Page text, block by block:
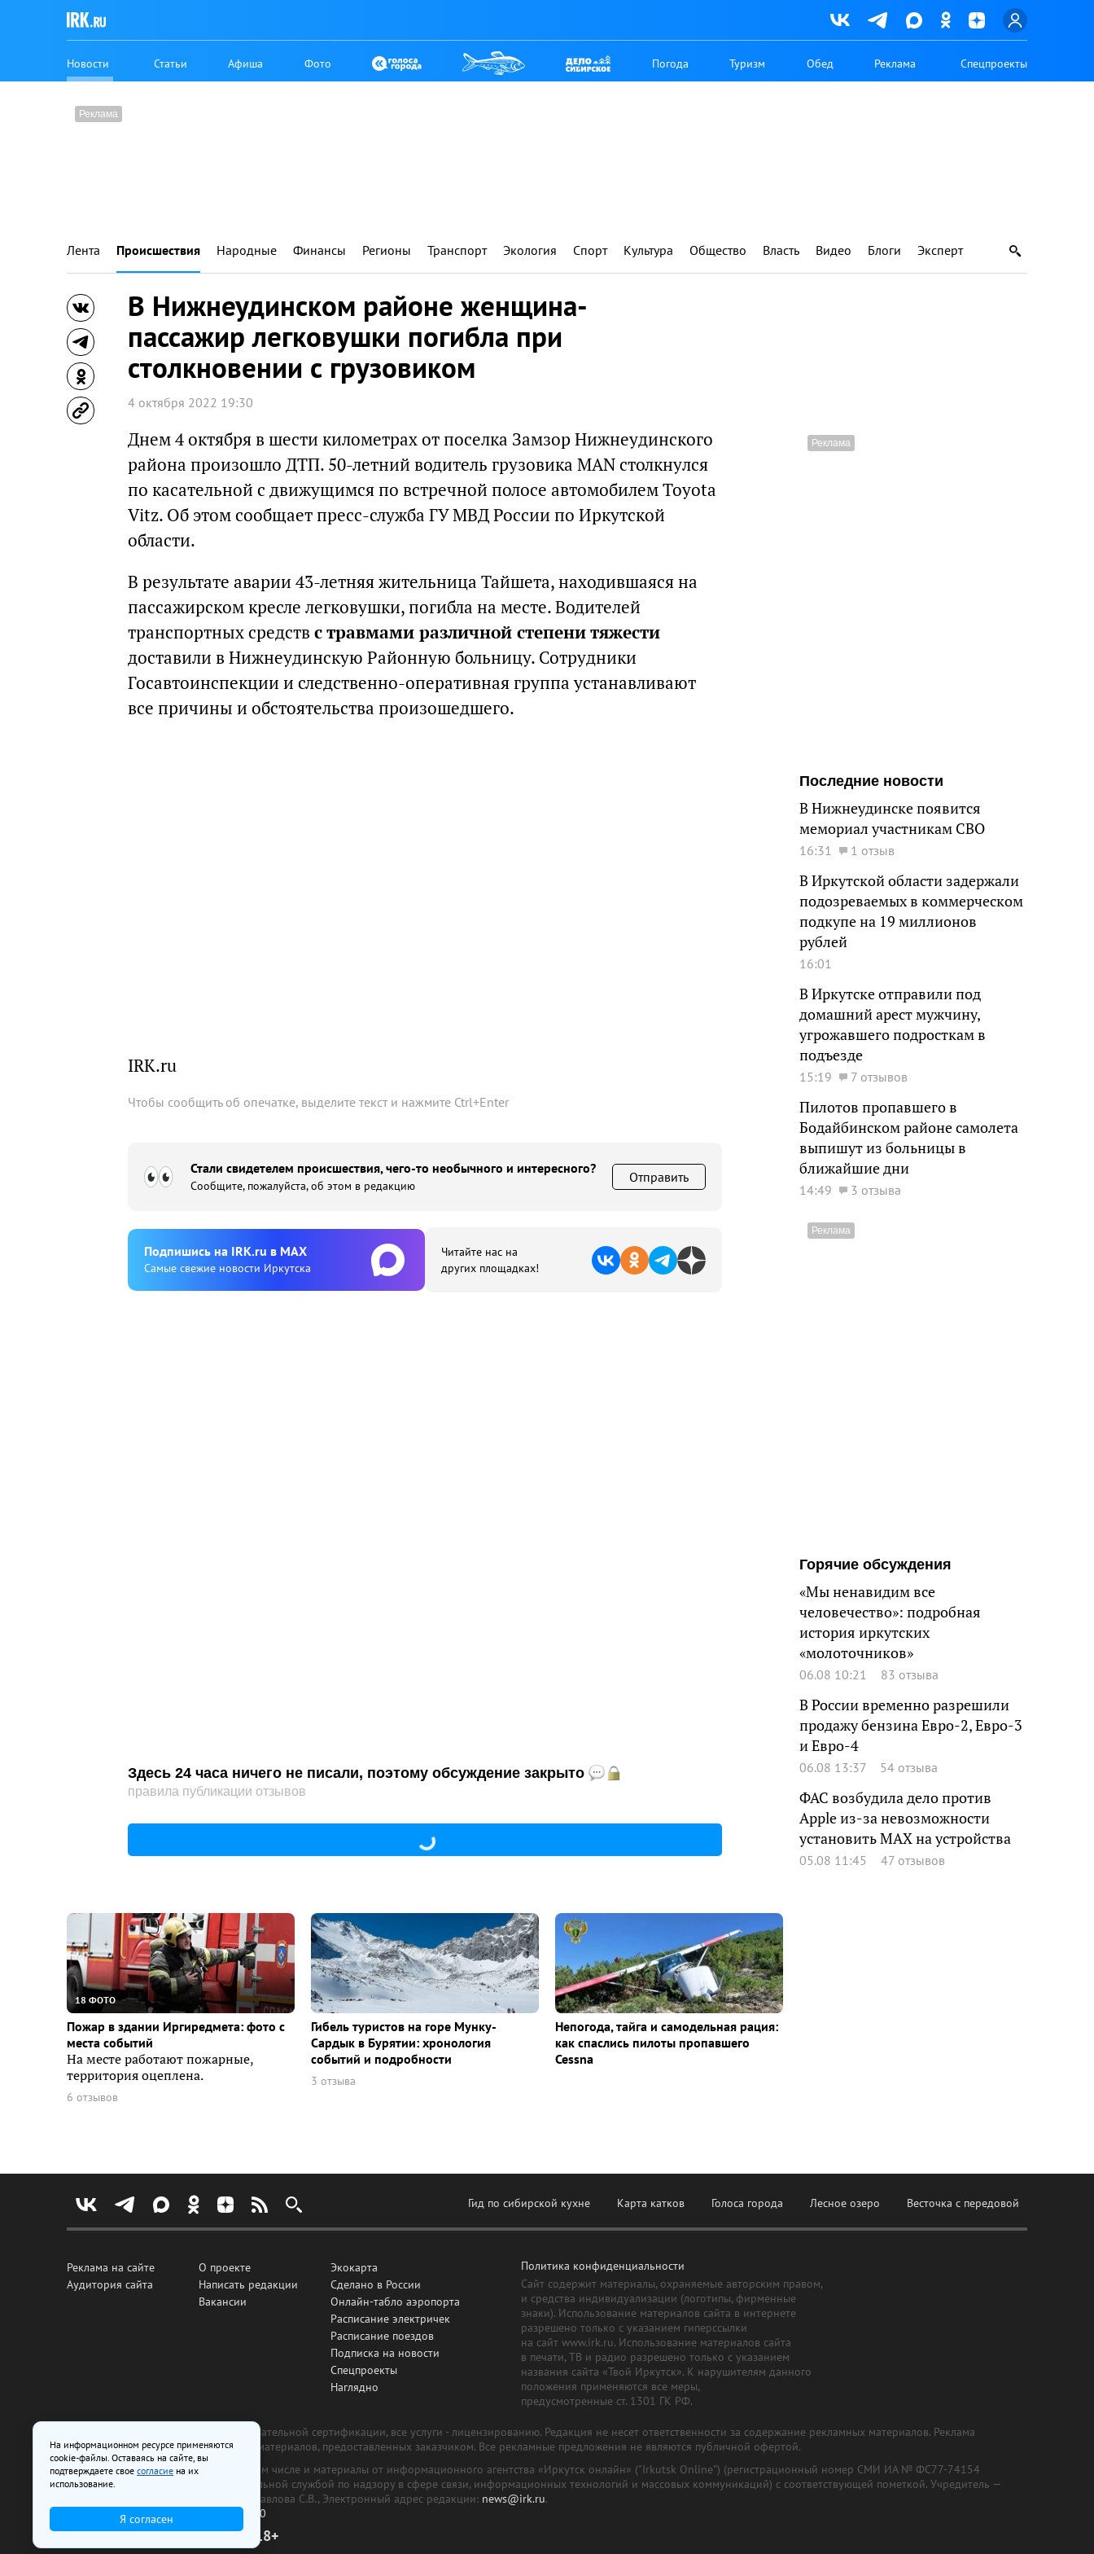
Новости Статьи Афиша Фото Погода Туризм Обед Реклама Спецпроекты
Лента Происшествия Народные Финансы Регионы Транспорт Экология Спорт Культура Общество Власть Видео Блоги Эксперт
В Нижнеудинском районе женщина-
пассажир легковушки погибла при
столкновении с грузовиком
4 октября 2022 19:30
Днем 4 октября в шести километрах от поселка Замзор Нижнеудинского
района произошло ДТП. 50-летний водитель грузовика MAN столкнулся
по касательной с движущимся по встречной полосе автомобилем Toyota
Vitz. Об этом сообщает пресс-служба ГУ МВД России по Иркутской
области.
В результате аварии 43-летняя жительница Тайшета, находившаяся на
пассажирском кресле легковушки, погибла на месте. Водителей
транспортных средств с травмами различной степени тяжести
доставили в Нижнеудинскую Районную больницу. Сотрудники
Госавтоинспекции и следственно-оперативная группа устанавливают
все причины и обстоятельства произошедшего.
IRK.ru
Чтобы сообщить об опечатке, выделите текст и нажмите Ctrl+Enter
Стали свидетелем происшествия, чего-то необычного и интересного?
Сообщите, пожалуйста, об этом в редакцию
Отправить
Подпишиcь на IRK.ru в MAX
Cамые свежие новости Иркутска
Читайте нас на
других площадках!
Здесь 24 часа ничего не писали, поэтому обсуждение закрыто
правила публикации отзывов
Последние новости
В Нижнеудинске появится
мемориал участникам СВО
16:31 1 отзыв
В Иркутской области задержали
подозреваемых в коммерческом
подкупе на 19 миллионов
рублей
16:01
В Иркутске отправили под
домашний арест мужчину,
угрожавшего подросткам в
подъезде
15:19 7 отзывов
Пилотов пропавшего в
Бодайбинском районе самолета
выпишут из больницы в
ближайшие дни
14:49 3 отзыва
Горячие обсуждения
«Мы ненавидим все
человечество»: подробная
история иркутских
«молоточников»
06.08 10:21 83 отзыва
В России временно разрешили
продажу бензина Евро-2, Евро-3
и Евро-4
06.08 13:37 54 отзыва
ФАС возбудила дело против
Apple из-за невозможности
установить MAX на устройства
05.08 11:45 47 отзывов
18 ФОТО
Пожар в здании Иргиредмета: фото с
места событий
На месте работают пожарные,
территория оцеплена.
6 отзывов
Гибель туристов на горе Мунку-
Сардык в Бурятии: хронология
событий и подробности
3 отзыва
Непогода, тайга и самодельная рация:
как спаслись пилоты пропавшего
Cessna
Гид по сибирской кухне Карта катков Голоса города Лесное озеро Весточка с передовой
Реклама на сайте
Аудитория сайта
О проекте
Написать редакции
Вакансии
Экокарта
Сделано в России
Онлайн-табло аэропорта
Расписание электричек
Расписание поездов
Подписка на новости
Спецпроекты
Наглядно
Политика конфиденциальности
Сайт содержит материалы, охраняемые авторским правом,
и средства индивидуализации (логотипы, фирменные
знаки). Использование материалов сайта в интернете
разрешено только с указанием гиперссылки
на сайт www.irk.ru. Использование материалов сайта
в печати, ТВ и радио разрешено только с указанием
названия сайта «Твой Иркутск». К нарушителям данного
положения применяются все меры,
предусмотренные ст. 1301 ГК РФ.
Все рекламные товары подлежат обязательной сертификации, все услуги - лицензированию. Редакция не несет ответственности за содержание рекламных материалов. Реклама
изготовлена и размещена на основе материалов, предоставленных заказчиком. Все рекламные предложения не являются публичной офертой.
На сайте www.irk.ru размещаются в том числе и материалы от информационного агентства «Иркутск онлайн» ("Irkutsk Online") (регистрационный номер СМИ ИА № ФС77-74154
от 29 октября 2018 г., выдан Федеральной службой по надзору в сфере связи, информационных технологий и массовых коммуникаций) с соответствующей пометкой. Учредитель —
ООО «Ирк.ру». Главный редактор — Павлова С.В., Электронный адрес редакции: news@irk.ru.
Телефон редакции:
+7 (3952) 48-88-50
18+
На информационном ресурсе применяются
cookie-файлы. Оставаясь на сайте, вы
подтверждаете свое согласие на их
использование.
Я согласен